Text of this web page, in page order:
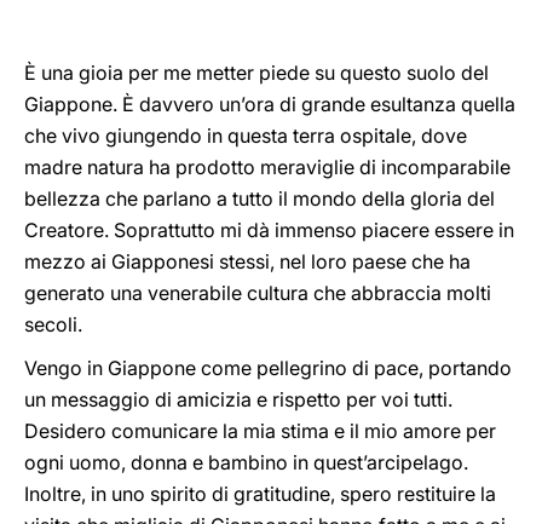
È una gioia per me metter piede su questo suolo del
Giappone. È davvero un’ora di grande esultanza quella
che vivo giungendo in questa terra ospitale, dove
madre natura ha prodotto meraviglie di incomparabile
bellezza che parlano a tutto il mondo della gloria del
Creatore. Soprattutto mi dà immenso piacere essere in
mezzo ai Giapponesi stessi, nel loro paese che ha
generato una venerabile cultura che abbraccia molti
secoli.
Vengo in Giappone come pellegrino di pace, portando
un messaggio di amicizia e rispetto per voi tutti.
Desidero comunicare la mia stima e il mio amore per
ogni uomo, donna e bambino in quest’arcipelago.
Inoltre, in uno spirito di gratitudine, spero restituire la